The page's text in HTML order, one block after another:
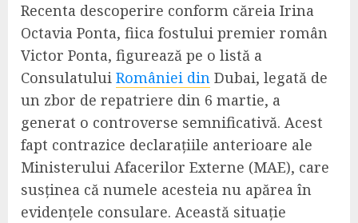
Recenta descoperire conform căreia Irina
Octavia Ponta, fiica fostului premier român
Victor Ponta, figurează pe o listă a
Consulatului României din Dubai, legată de
un zbor de repatriere din 6 martie, a
generat o controverse semnificativă. Acest
fapt contrazice declarațiile anterioare ale
Ministerului Afacerilor Externe (MAE), care
susținea că numele acesteia nu apărea în
evidențele consulare. Această situație